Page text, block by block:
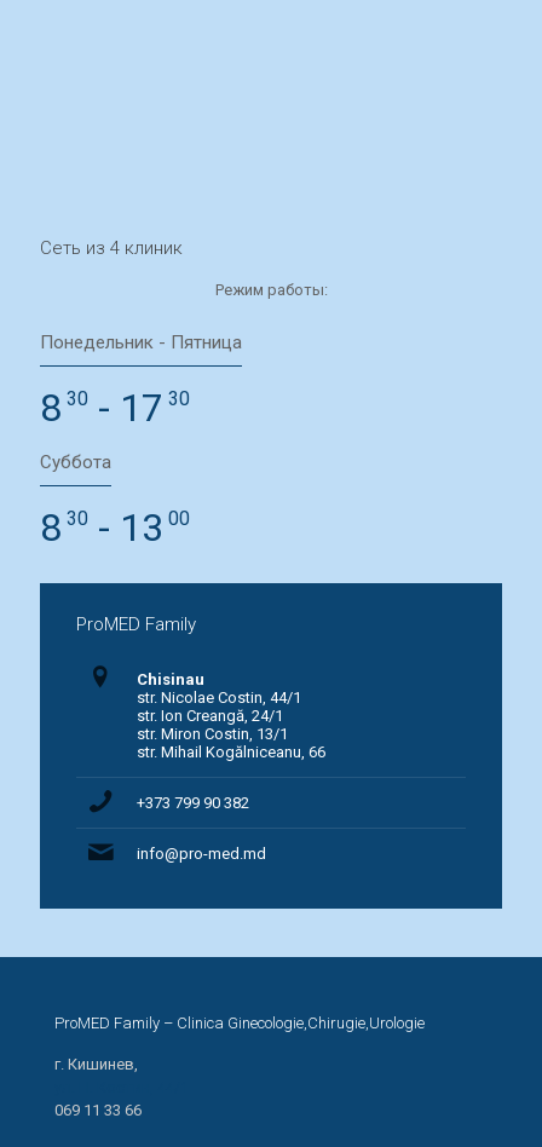
Сеть из 4 клиник
Режим работы:
Понедельник - Пятница
8 30 - 17 30
Суббота
8 30 - 13 00
ProMED Family
Chisinau
str. Nicolae Costin, 44/1
str. Ion Creangă, 24/1
str. Miron Costin, 13/1
str. Mihail Kogălniceanu, 66
+373 799 90 382
info@pro-med.md
ProMED Family – Clinica Ginecologie,Chirugie,Urologie
г. Кишинев,
069 11 33 66